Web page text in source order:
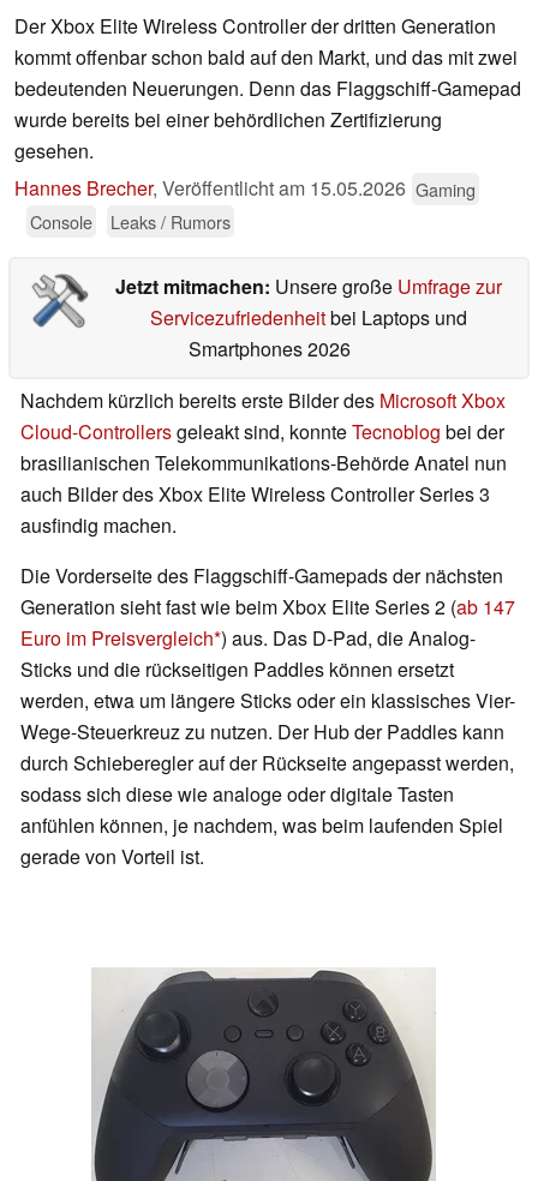
Der Xbox Elite Wireless Controller der dritten Generation
kommt offenbar schon bald auf den Markt, und das mit zwei
bedeutenden Neuerungen. Denn das Flaggschiff-Gamepad
wurde bereits bei einer behördlichen Zertifizierung
gesehen.
Hannes Brecher, Veröffentlicht am 15.05.2026 Gaming
Console
Leaks / Rumors
Jetzt mitmachen: Unsere große Umfrage zur
Servicezufriedenheitbei Laptops und
Smartphones 2026
Nachdem kürzlich bereits erste Bilder des Microsoft Xbox
Cloud-Controllersgeleakt sind, konnteTecnoblog bei der
brasilianischen Telekommunikations-Behörde Anatel nun
auch Bilder des Xbox Elite Wireless Controller Series 3
ausfindig machen.
Die Vorderseite des Flaggschiff-Gamepads der nächsten
Generation sieht fast wie beim Xbox Elite Series 2 (ab 147
Euro im Preisvergleich ) aus. Das D-Pad, die Analog-
Sticks und die rückseitigen Paddles können ersetzt
werden, etwa um längere Sticks oder ein klassisches Vier-
Wege-Steuerkreuz zu nutzen. Der Hub der Paddles kann
durch Schieberegler auf der Rückseite angepasst werden,
sodass sich diese wie analoge oder digitale Tasten
anfühlen können, je nachdem, was beim laufenden Spiel
gerade von Vorteil ist.